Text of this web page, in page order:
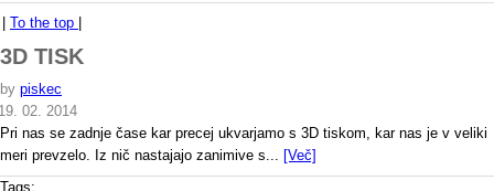
To the top
3D TISK
by piskec
02. 2014
Pri nas se zadnje čase kar precej ukvarjamo s 3D tiskom, kar nas je v veliki
meri prevzelo. Iz nič nastajajo zanimive s... [Več]
Tags: